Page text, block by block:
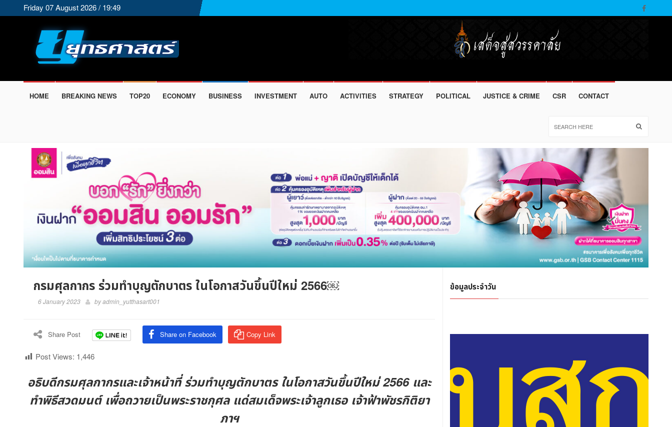
Friday 07 August 2026 / 19:49
HOME BREAKING NEWS TOP20 ECONOMY BUSINESS INVESTMENT AUTO ACTIVITIES STRATEGY POLITICAL JUSTICE & CRIME CSR CONTACT
กรมศุลกากร ร่วมทำบุญตักบาตร ในโอกาสวันขึ้นปีใหม่ 2566￼
6 January 2023 byadmin_yutthasart001
Share Post Share on Facebook Copy Link
Post Views: 1,446
อธิบดีกรมศุลกากรและเจ้าหน้าที่ ร่วมทำบุญตักบาตร ในโอกาสวันขึ้นปีใหม่ 2566 และ
ทำพิธีสวดมนต์ เพื่อถวายเป็นพระราชกุศล แด่สมเด็จพระเจ้าลูกเธอ เจ้าฟ้าพัชรกิติยา
ภาฯ
ข้อมูลประจำวัน